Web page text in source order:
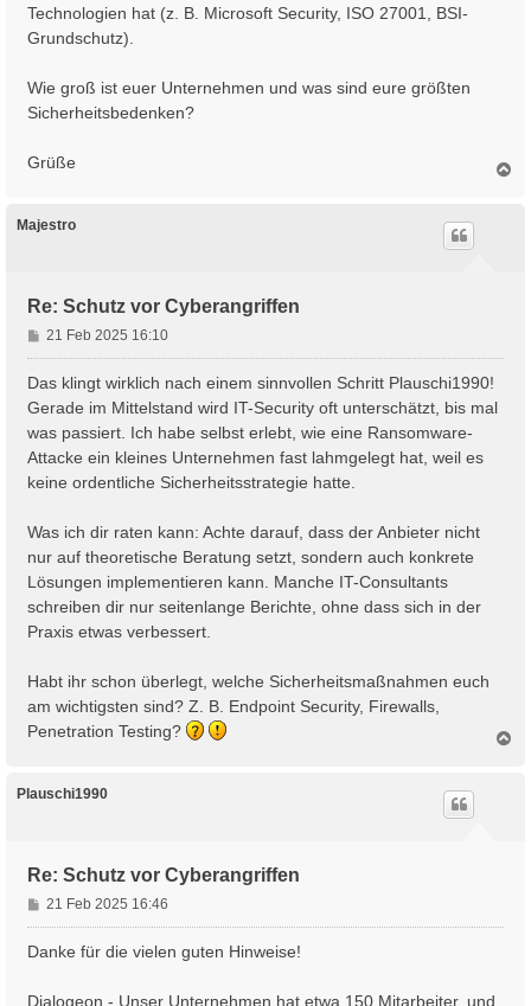
Technologien hat (z. B. Microsoft Security, ISO 27001, BSI-
Grundschutz).
Wie groß ist euer Unternehmen und was sind eure größten
Sicherheitsbedenken?
Grüße
Majestro
Re: Schutz vor Cyberangriffen
B
e
i
a
g
21 Feb 2025 16:10
Das klingt wirklich nach einem sinnvollen Schritt Plauschi1990!
Gerade im Mittelstand wird IT-Security oft unterschätzt, bis mal
was passiert. Ich habe selbst erlebt, wie eine Ransomware-
Attacke ein kleines Unternehmen fast lahmgelegt hat, weil es
keine ordentliche Sicherheitsstrategie hatte.
Was ich dir raten kann: Achte darauf, dass der Anbieter nicht
nur auf theoretische Beratung setzt, sondern auch konkrete
Lösungen implementieren kann. Manche IT-Consultants
schreiben dir nur seitenlange Berichte, ohne dass sich in der
Praxis etwas verbessert.
Habt ihr schon überlegt, welche Sicherheitsmaßnahmen euch
am wichtigsten sind? Z. B. Endpoint Security, Firewalls,
Penetration Testing?
Plauschi1990
Re: Schutz vor Cyberangriffen
B
e
i
21 Feb 2025 16:46
Danke für die vielen guten Hinweise!
Dialogeon - Unser Unternehmen hat etwa 150 Mitarbeiter, und